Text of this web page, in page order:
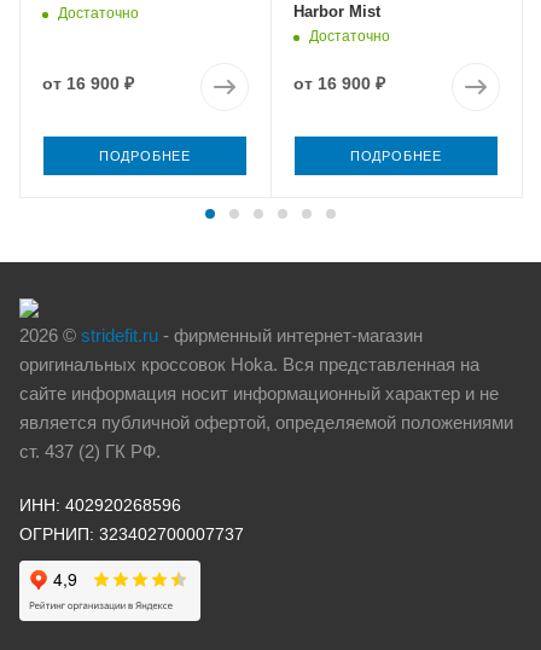
Достаточно
от 16 900 ₽
ПОДРОБНЕЕ
Harbor Mist
Достаточно
от 16 900 ₽
ПОДРОБНЕЕ
2026 © stridefit.ru - фирменный интернет-магазин
оригинальных кроссовок Hoka. Вся представленная на
сайте информация носит информационный характер и не
является публичной офертой, определяемой положениями
ст. 437 (2) ГК РФ.
ИНН: 402920268596
ОГРНИП: 323402700007737